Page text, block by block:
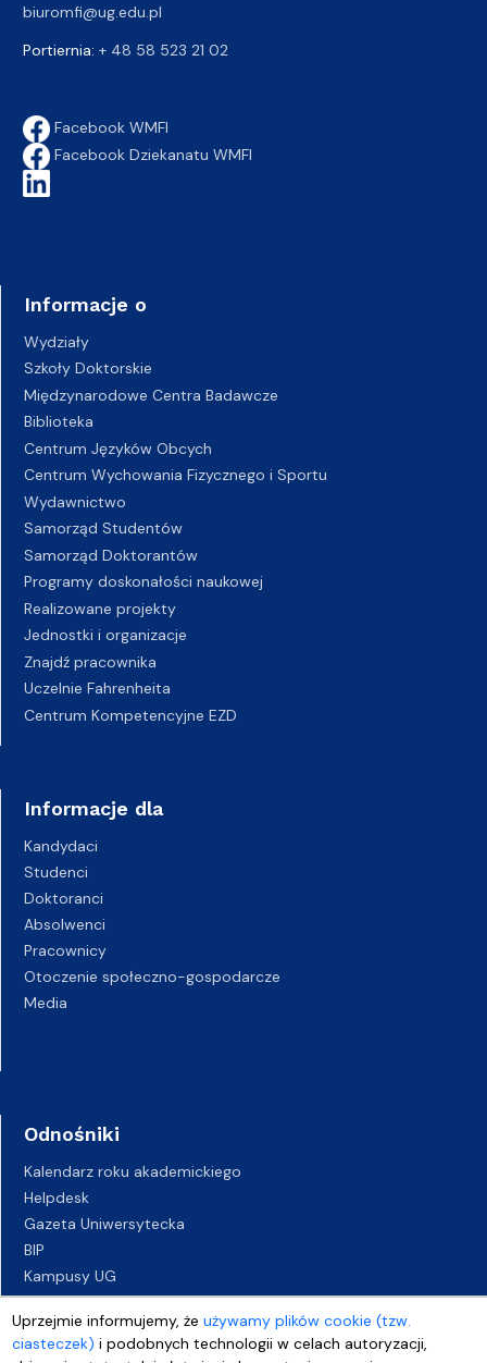
Uprzejmie informujemy, żeużywamy plików cookie (tzw.
ciasteczek) i podobnych technologii w celach autoryzacji,
biuromfi@ug.edu.pl
Portiernia: + 48 58 523 21 02
Facebook WMFI
Facebook Dziekanatu WMFI
Informacje o
Wydziały
Szkoły Doktorskie
Międzynarodowe Centra Badawcze
Biblioteka
Centrum Języków Obcych
Centrum Wychowania Fizycznego i Sportu
Wydawnictwo
Samorząd Studentów
Samorząd Doktorantów
Programy doskonałości naukowej
Realizowane projekty
Jednostki i organizacje
Znajdź pracownika
Uczelnie Fahrenheita
Centrum Kompetencyjne EZD
Informacje dla
Kandydaci
Studenci
Doktoranci
Absolwenci
Pracownicy
Otoczenie społeczno-gospodarcze
Media
Odnośniki
Kalendarz roku akademickiego
Helpdesk
Gazeta Uniwersytecka
BIP
Kampusy UG
Biuro Karier UG
Oferty pracy
Deklaracja dostępności